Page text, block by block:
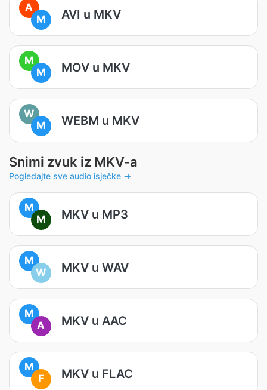
A
M
AVI u MKV
M
M
MOV u MKV
W
M
WEBM u MKV
Snimi zvuk iz MKV-a
Pogledajte sve audio isječke →
M
M
MKV u MP3
M
W
MKV u WAV
M
A
MKV u AAC
M
F
MKV u FLAC